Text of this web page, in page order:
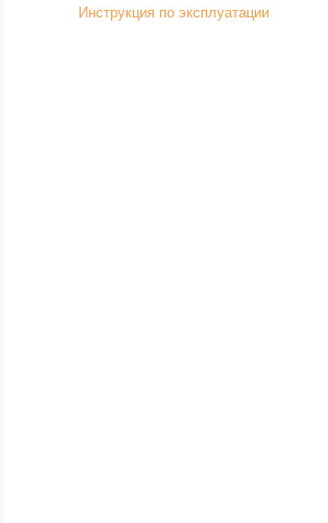
Инструкция по эксплуатации